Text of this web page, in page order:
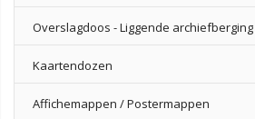
Overslagdoos - Liggende archiefberging
Kaartendozen
Affichemappen / Postermappen